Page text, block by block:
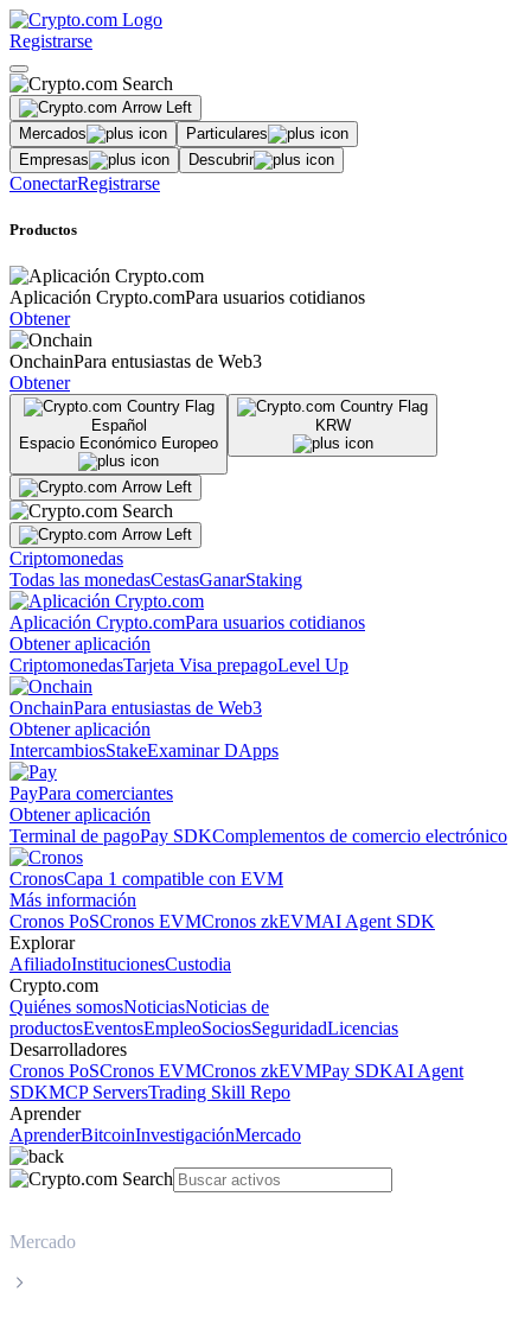
Registrarse
Mercados
Particulares
Empresas
Descubrir
ConectarRegistrarse
Productos
Aplicación Crypto.comPara usuarios cotidianos
Obtener
OnchainPara entusiastas de Web3
Obtener
Español
Espacio Económico Europeo
KRW
Criptomonedas
Todas las monedasCestasGanarStaking
Aplicación Crypto.comPara usuarios cotidianos
Obtener aplicación
CriptomonedasTarjeta Visa prepagoLevel Up
OnchainPara entusiastas de Web3
Obtener aplicación
IntercambiosStakeExaminar DApps
PayPara comerciantes
Obtener aplicación
Terminal de pagoPay SDKComplementos de comercio electrónico
CronosCapa 1 compatible con EVM
Más información
Cronos PoSCronos EVMCronos zkEVMAI Agent SDK
Explorar
AfiliadoInstitucionesCustodia
Crypto.com
Quiénes somosNoticiasNoticias de
productosEventosEmpleoSociosSeguridadLicencias
Desarrolladores
Cronos PoSCronos EVMCronos zkEVMPay SDKAI Agent
SDKMCP ServersTrading Skill Repo
Aprender
AprenderBitcoinInvestigaciónMercado
Mercado